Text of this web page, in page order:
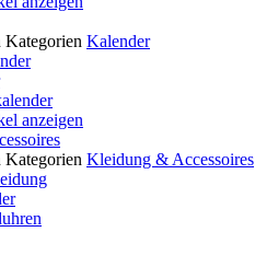
Kategorien Kalender
anzeigen
Kategorien Kleidung & Accessoires